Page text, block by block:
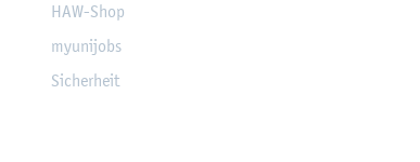
HAW-Shop
myu­ni­jobs
Si­cher­heit